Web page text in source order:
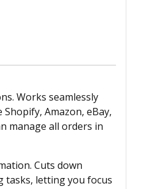
Works seamlessly
Amazon, eBay,
manage all orders in
Cuts down
tasks, letting you focus